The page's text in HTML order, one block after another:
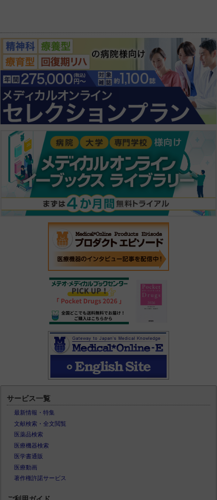
サービス一覧
最新情報・特集
文献検索・全文閲覧
医薬品検索
医療機器検索
医学書通販
医療動画
著作権許諾サービス